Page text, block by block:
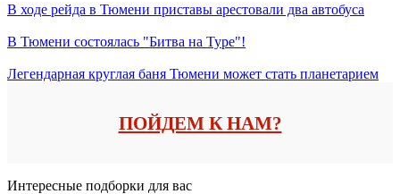
В ходе рейда в Тюмени приставы арестовали два автобуса
В Тюмени состоялась "Битва на Туре"!
Легендарная круглая баня Тюмени может стать планетарием
ПОЙДЕМ К НАМ?
Интересные подборки для вас